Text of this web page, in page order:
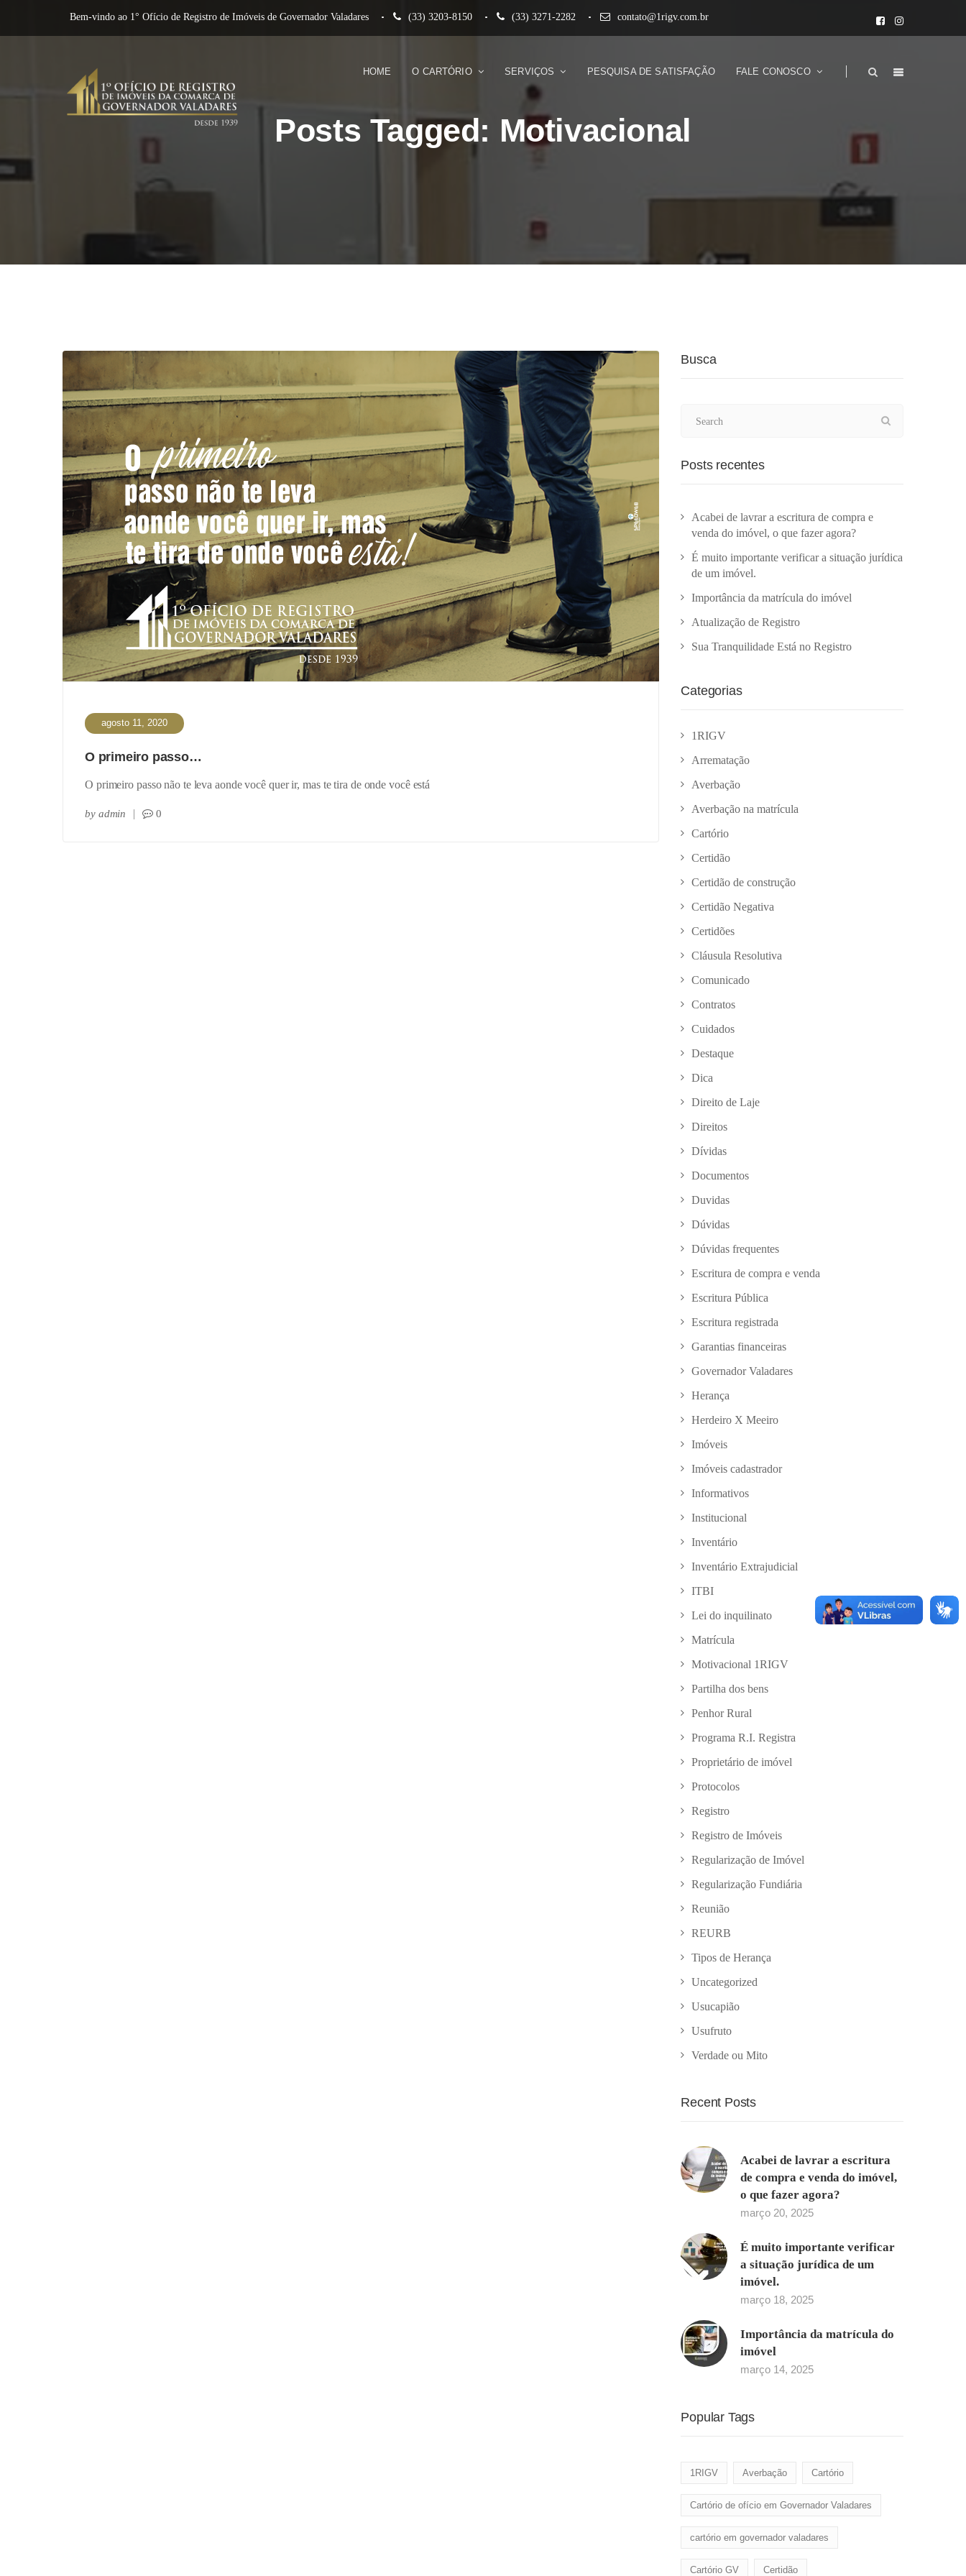
Bem-vindo ao 1° Ofício de Registro de Imóveis de Governador Valadares (33) 3203-8150 (33) 3271-2282 contato@1rigv.com.br
HOME O CARTÓRIO SERVIÇOS PESQUISA DE SATISFAÇÃO FALE CONOSCO
Posts Tagged: Motivacional
agosto 11, 2020
O primeiro passo…
O primeiro passo não te leva aonde você quer ir, mas te tira de onde você está
by admin 0
Busca
Posts recentes
Acabei de lavrar a escritura de compra e
venda do imóvel, o que fazer agora?
É muito importante verificar a situação jurídica
de um imóvel.
Importância da matrícula do imóvel
Atualização de Registro
Sua Tranquilidade Está no Registro
Categorias
1RIGV
Arrematação
Averbação
Averbação na matrícula
Cartório
Certidão
Certidão de construção
Certidão Negativa
Certidões
Cláusula Resolutiva
Comunicado
Contratos
Cuidados
Destaque
Dica
Direito de Laje
Direitos
Dívidas
Documentos
Duvidas
Dúvidas
Dúvidas frequentes
Escritura de compra e venda
Escritura Pública
Escritura registrada
Garantias financeiras
Governador Valadares
Herança
Herdeiro X Meeiro
Imóveis
Imóveis cadastrador
Informativos
Institucional
Inventário
Inventário Extrajudicial
ITBI
Lei do inquilinato
Matrícula
Motivacional 1RIGV
Partilha dos bens
Penhor Rural
Programa R.I. Registra
Proprietário de imóvel
Protocolos
Registro
Registro de Imóveis
Regularização de Imóvel
Regularização Fundiária
Reunião
REURB
Tipos de Herança
Uncategorized
Usucapião
Usufruto
Verdade ou Mito
Recent Posts
Acabei de lavrar a escritura
de compra e venda do imóvel,
o que fazer agora?
março 20, 2025
É muito importante verificar
a situação jurídica de um
imóvel.
março 18, 2025
Importância da matrícula do
imóvel
março 14, 2025
Popular Tags
1RIGV Averbação Cartório
Cartório de ofício em Governador Valadares
cartório em governador valadares
Cartório GV Certidão